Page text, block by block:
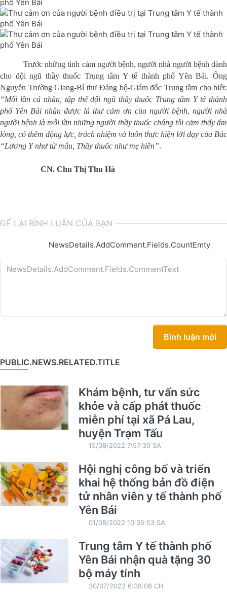
Trước những tình cảm người bệnh, người nhà người bệnh dành
cho đội ngũ thầy thuốc Trung tâm Y tế thành phố Yên Bái. Ông
Nguyễn Trường Giang-Bí thư Đảng bộ-Giám đốc Trung tâm cho biết:
“Mỗi lần cá nhân, tập thể đội ngũ thầy thuốc Trung tâm Y tế thành
phố Yên Bái nhận được lá thư cảm ơn của người bệnh, người nhà
người bệnh là mỗi lần những người thầy thuốc chúng tôi cảm thấy ấm
lòng, có thêm động lực, trách nhiệm và luôn thực hiện lời dạy của Bác
“Lương Y như từ mẫu, Thầy thuốc như mẹ hiền”.
CN. Chu Thị Thu Hà
ĐỂ LẠI BÌNH LUẬN CỦA BẠN
NewsDetails.AddComment.Fields.CountEmty
Bình luận mới
PUBLIC.NEWS.RELATED.TITLE
Khám bệnh, tư vấn sức
khỏe và cấp phát thuốc
miễn phí tại xã Pá Lau,
huyện Trạm Tấu
15/08/2022 7:57:30 SA
Hội nghị công bố và triển
khai hệ thống bản đồ điện
tử nhân viên y tế thành phố
Yên Bái
01/08/2022 10:35:53 SA
Trung tâm Y tế thành phố
Yên Bái nhận quà tặng 30
bộ máy tính
30/07/2022 6:38:08 CH